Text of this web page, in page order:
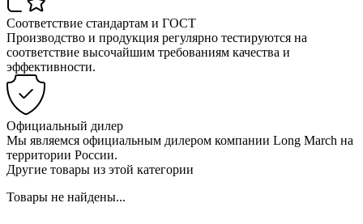
Соответствие стандартам и ГОСТ
Производство и продукция регулярно тестируются на
соответствие высочайшим требованиям качества и
эффективности.
Официальный дилер
Мы являемся официальным дилером компании Long March на
территории России.
Другие товары из этой категории
Товары не найдены...